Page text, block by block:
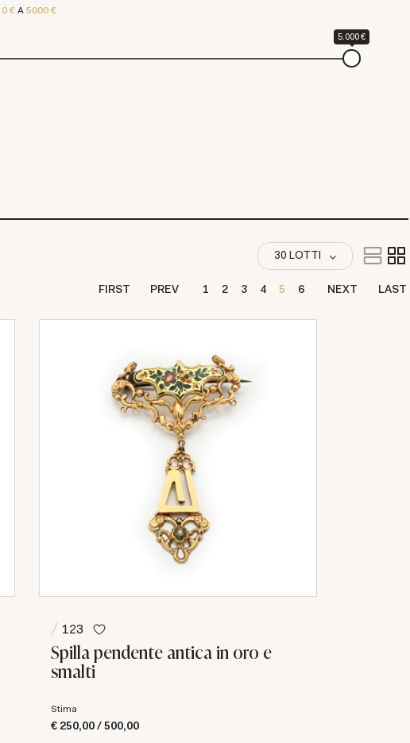
0 €A5000 €
5.000 €
30 LOTTI
FIRST PREV 1 2 3 4 5 6 NEXT LAST
123
Spilla pendente antica in oro e
smalti
Stima
€ 250,00 / 500,00